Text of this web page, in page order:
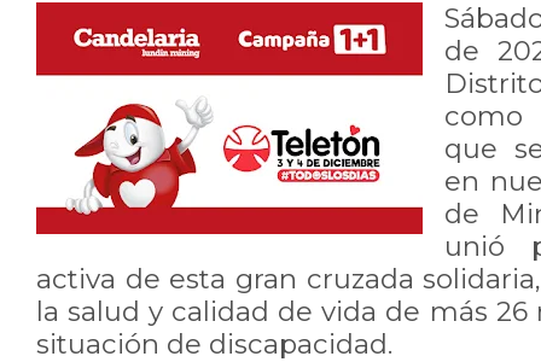
de
que
en
de
unió
activa de esta gran cruzada
la salud y calidad de vida de más
situación de discapacidad.